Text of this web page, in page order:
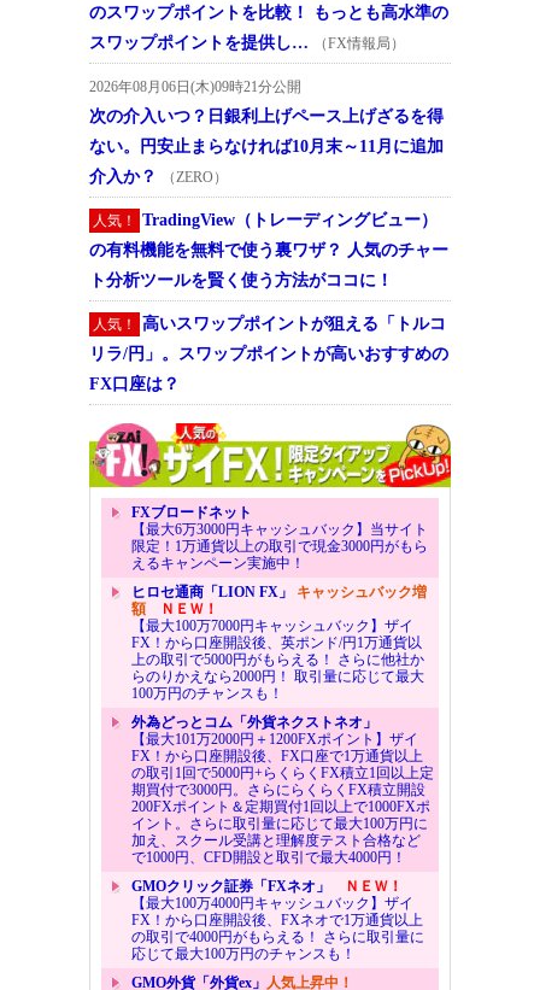
のスワップポイントを比較！ もっとも高水準の
スワップポイントを提供し…
（FX情報局）
2026年08月06日(木)09時21分公開
次の介入いつ？日銀利上げペース上げざるを得
ない。円安止まらなければ10月末～11月に追加
介入か？
（ZERO）
人気！
TradingView（トレーディングビュー）
の有料機能を無料で使う裏ワザ？ 人気のチャー
ト分析ツールを賢く使う方法がココに！
人気！
高いスワップポイントが狙える「トルコ
リラ/円」。スワップポイントが高いおすすめの
FX口座は？
FXブロードネット
【最大6万3000円キャッシュバック】当サイト
限定！1万通貨以上の取引で現金3000円がもら
えるキャンペーン実施中！
ヒロセ通商「LION FX」 キャッシュバック増
額ＮＥＷ！
【最大100万7000円キャッシュバック】ザイ
FX！から口座開設後、英ポンド/円1万通貨以
上の取引で5000円がもらえる！ さらに他社か
らのりかえなら2000円！ 取引量に応じて最大
100万円のチャンスも！
外為どっとコム「外貨ネクストネオ」
【最大101万2000円＋1200FXポイント】ザイ
FX！から口座開設後、FX口座で1万通貨以上
の取引1回で5000円+らくらくFX積立1回以上定
期買付で3000円。さらにらくらくFX積立開設
200FXポイント＆定期買付1回以上で1000FXポ
イント。さらに取引量に応じて最大100万円に
加え、スクール受講と理解度テスト合格など
で1000円、CFD開設と取引で最大4000円！
GMOクリック証券「FXネオ」
ＮＥＷ！
【最大100万4000円キャッシュバック】ザイ
FX！から口座開設後、FXネオで1万通貨以上
の取引で4000円がもらえる！ さらに取引量に
応じて最大100万円のチャンスも！
GMO外貨「外貨ex」 人気上昇中！